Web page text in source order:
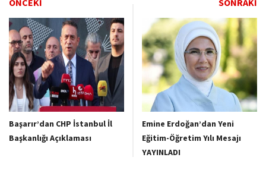
Başarır’dan CHP İstanbul İl
Başkanlığı Açıklaması
Emine Erdoğan’dan Yeni
Eğitim-Öğretim Yılı Mesajı
YAYINLADI